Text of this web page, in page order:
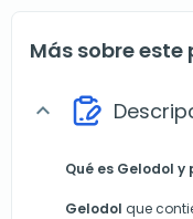
Más sobre
expand_more
Qué es Gelodol
Gelodol que